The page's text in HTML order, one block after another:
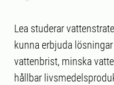
Lea studerar
kunna erbjuda
vattenbrist, minska
hållbar